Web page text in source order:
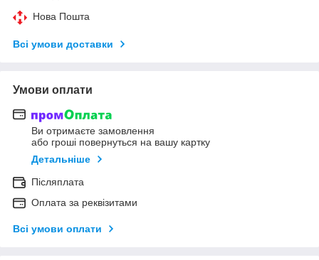
Нова Пошта
Всі умови доставки
Умови оплати
Ви отримаєте замовлення
або гроші повернуться на вашу картку
Детальніше
Післяплата
Оплата за реквізитами
Всі умови оплати